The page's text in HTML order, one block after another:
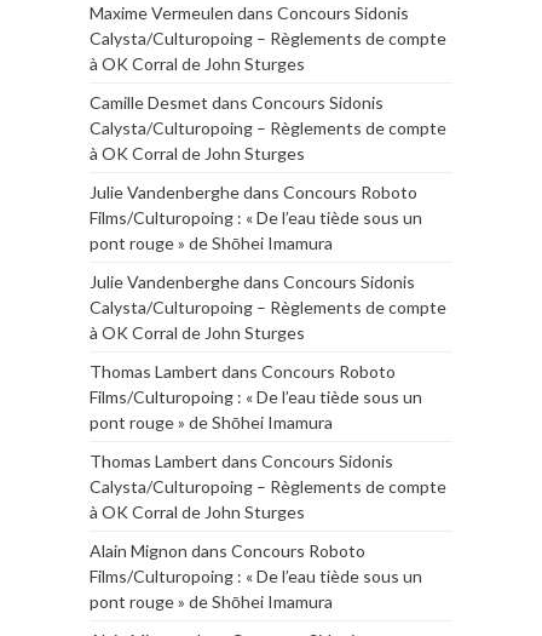
Maxime Vermeulen dans Concours Sidonis
Calysta/Culturopoing – Règlements de compte
à OK Corral de John Sturges
Camille Desmet dans Concours Sidonis
Calysta/Culturopoing – Règlements de compte
à OK Corral de John Sturges
Julie Vandenberghedans Concours Roboto
Films/Culturopoing : « De l’eau tiède sous un
pont rouge » de Shōhei Imamura
Julie Vandenberghedans Concours Sidonis
Calysta/Culturopoing – Règlements de compte
à OK Corral de John Sturges
Thomas Lambert dans Concours Roboto
Films/Culturopoing : « De l’eau tiède sous un
pont rouge » de Shōhei Imamura
Thomas Lambert dans Concours Sidonis
Calysta/Culturopoing – Règlements de compte
à OK Corral de John Sturges
Alain Mignon dans Concours Roboto
Films/Culturopoing : « De l’eau tiède sous un
pont rouge » de Shōhei Imamura